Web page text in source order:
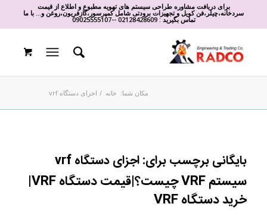
برای دریافت مشاوره طراحی سیستم های تهویه مطبوع و اطلاع از قیمت
سردخانه،چیلر،فن کویل و تجهیزات برودتی شامل کمپرسور،گازفریون،روغن و... با ما
تماس بگیرید :02128428609
-
-
09025555107
مکان شما: خانه / اجزای دستگاه vrf
بایگانی برچسب برای:اجزای دستگاه vrf
سیستم VRF چیست؟|قیمت دستگاه VRF|
خرید دستگاه VRF